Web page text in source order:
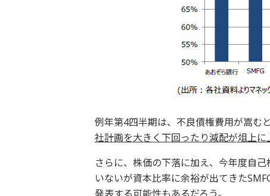
例年第4四半期は、不良債権費用が嵩む
社計画を大きく下回ったり減配が俎上に
さらに、株価の下落に加え、今年度自
いないが資本比率に余裕が出てきた